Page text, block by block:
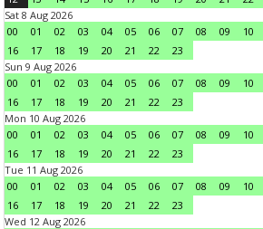
Sat 8 Aug 2026
00
01 02 03 04 05 06 07 08 09 10
16
17 18 19 20 21 22
23
Sun 9 Aug 2026
00
01 02 03 04 05 06 07 08 09 10
16
17 18 19 20 21 22
23
Mon 10 Aug 2026
00
01 02 03 04 05 06 07 08 09 10
16
17 18 19 20 21 22
23
Tue 11 Aug 2026
00
01 02 03 04 05 06 07 08 09 10
16
17 18 19 20 21 22
23
Wed 12 Aug 2026